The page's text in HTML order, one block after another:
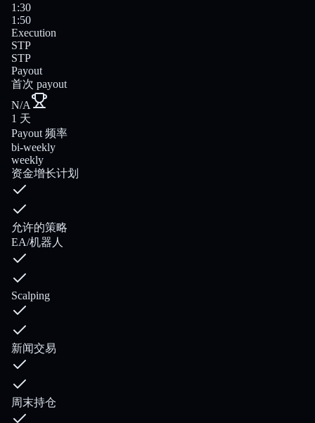
1:30
1:50
Execution
STP
STP
Payout
首次 payout
N/A
1 天
Payout 频率
bi-weekly
weekly
资金增长计划
允许的策略
EA/机器人
Scalping
新闻交易
周末持仓